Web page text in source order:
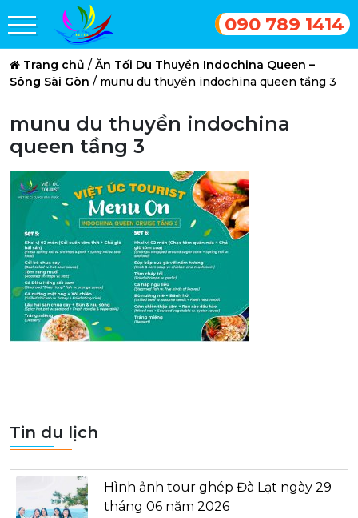
090 789 1414
Trang chủ / Ăn Tối Du Thuyền Indochina Queen –
Sông Sài Gòn / munu du thuyền indochina queen tầng 3
munu du thuyền indochina
queen tầng 3
Tin du lịch
Hình ảnh tour ghép Đà Lạt ngày 29
tháng 06 năm 2026